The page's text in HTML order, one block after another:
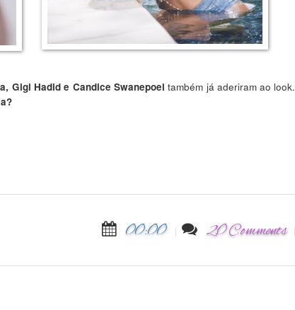
Gigi Hadid e Candice Swanepoel também já aderiram ao look.
00:00 20 Comments